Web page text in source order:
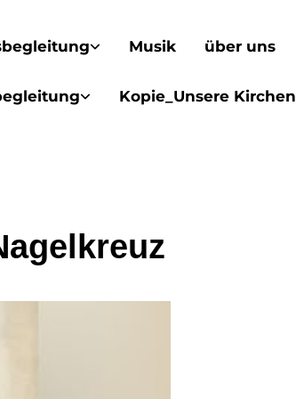
Musik über uns
Kopie_Unsere Kirchen